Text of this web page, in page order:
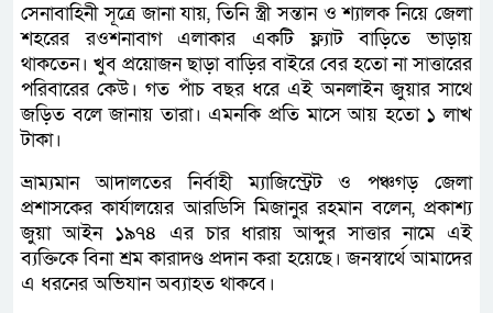
সেনাবাহিনী সূত্রে জানা যায়, তিনি স্ত্রী সন্তান ও শ্যালক নিয়ে জেলা
শহরের রওশনাবাগ এলাকার একটি ফ্ল্যাট বাড়িতে ভাড়ায়
থাকতেন। খুব প্রয়োজন ছাড়া বাড়ির বাইরে বের হতো না সাত্তারের
পরিবারের কেউ। গত পাঁচ বছর ধরে এই অনলাইন জুয়ার সাথে
জড়িত বলে জানায় তারা। এমনকি প্রতি মাসে আয় হতো ১ লাখ
টাকা।
ভ্রাম্যমান আদালতের নির্বাহী ম্যাজিস্ট্রেট ও পঞ্চগড় জেলা
প্রশাসকের কার্যালয়ের আরডিসি মিজানুর রহমান বলেন, প্রকাশ্য
জুয়া আইন ১৯৭৪ এর চার ধারায় আব্দুর সাত্তার নামে এই
ব্যক্তিকে বিনা শ্রম কারাদণ্ড প্রদান করা হয়েছে। জনস্বার্থে আমাদের
এ ধরনের অভিযান অব্যাহত থাকবে।